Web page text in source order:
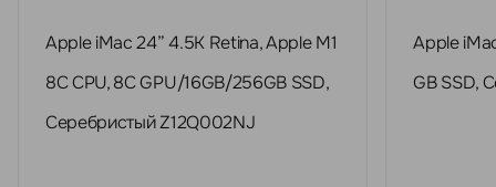
Apple iMac 24” 4.5K Retina, Apple M1
8C CPU, 8C GPU/16GB/256GB SSD,
Серебристый Z12Q002NJ
Apple
GB SSD,